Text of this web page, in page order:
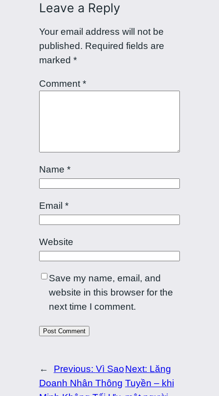
Leave a Reply
Your email address will not be
published. Required fields are
marked *
Comment *
Name *
Email *
Website
Save my name, email, and
website in this browser for the
next time I comment.
← Previous: Vì Sao
Doanh Nhân Thông
Next: Lăng
Tuyền – khi